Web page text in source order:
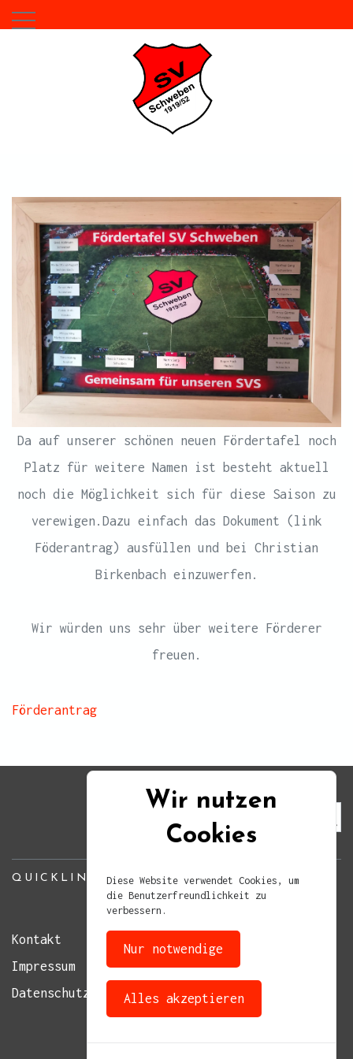
Da auf unserer schönen neuen Fördertafel noch
Platz für weitere Namen ist besteht aktuell
noch die Möglichkeit sich für diese Saison zu
verewigen.Dazu einfach das Dokument (link
Föderantrag) ausfüllen und bei Christian
Birkenbach einzuwerfen.
Wir würden uns sehr über weitere Förderer
freuen.
Förderantrag
QUICKLINKS
Kontakt
Impressum
Datenschutz
Wir nutzen
Cookies
Diese Website verwendet Cookies, um
die Benutzerfreundlichkeit zu
verbessern.
Nur notwendige
Alles akzeptieren